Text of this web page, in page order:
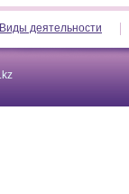
Виды деятельности